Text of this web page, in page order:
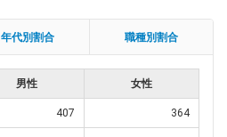
年代別割合 職種別割合
男性 女性
407 364